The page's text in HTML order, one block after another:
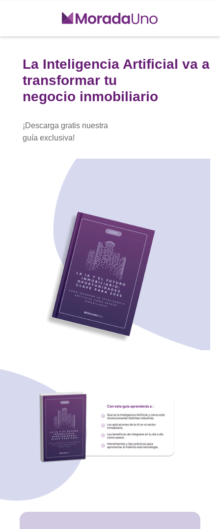
La Inteligencia Artificial va a
transformar tu
negocio inmobiliario
¡Descarga gratis nuestra
guía exclusiva!